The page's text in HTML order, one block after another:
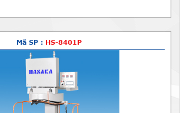
Mã SP : HS-8401P